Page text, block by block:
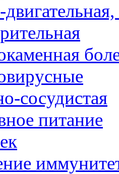
сосудистая
питание